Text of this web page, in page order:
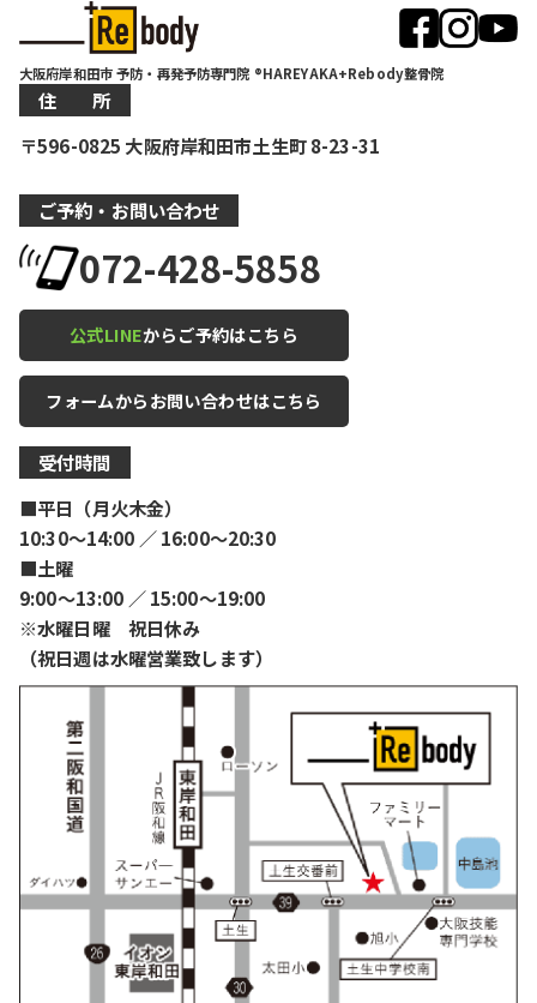
大阪府岸和田市 予防・再発予防専門院 ®HAREYAKA+Rebody整骨院
住 所
〒596-0825 大阪府岸和田市土生町 8-23-31
ご予約・お問い合わせ
072-428-5858
公式LINEからご予約はこちら
フォームからお問い合わせはこちら
受付時間
■平日（月火木金）
10:30〜14:00 ／ 16:00〜20:30
■土曜
9:00〜13:00 ／ 15:00〜19:00
※水曜日曜 祝日休み
（祝日週は水曜営業致します）